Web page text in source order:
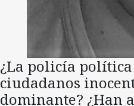
¿La policía
ciudadanos
dominante? ¿Han